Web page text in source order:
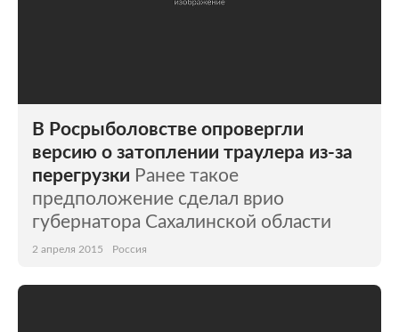
В Росрыболовстве опровергли
версию о затоплении траулера из-за
перегрузки Ранее такое
предположение сделал врио
губернатора Сахалинской области
2 апреля 2015 Россия